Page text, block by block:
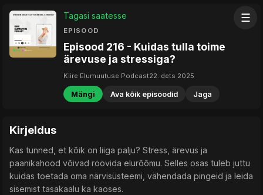
☰
Tagasi saatesse
EPISOOD
Episood 216 - Kuidas tulla toime
ärevuse ja stressiga?
Kiire Elumuutuse Podcast22. dets 2025
Mängi Ava kõik episoodid Jaga
Kirjeldus
Kas tunned, et kõik on liiga palju? Stress, ärevus ja
paanikahood võivad röövida elurõõmu. Selles osas tuleb juttu
kuidas toetada oma närvisüsteemi, vähendada pingeid ja leida
sisemist tasakaalu ka kaoses.